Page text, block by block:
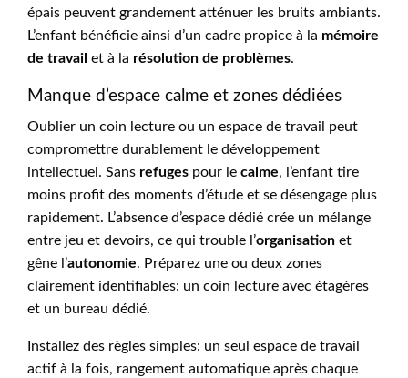
épais peuvent grandement atténuer les bruits ambiants.
L’enfant bénéficie ainsi d’un cadre propice à la mémoire
de travail et à la résolution de problèmes.
Manque d’espace calme et zones dédiées
Oublier un coin lecture ou un espace de travail peut
compromettre durablement le développement
intellectuel. Sans refuges pour le calme, l’enfant tire
moins profit des moments d’étude et se désengage plus
rapidement. L’absence d’espace dédié crée un mélange
entre jeu et devoirs, ce qui trouble l’organisation et
gêne l’autonomie. Préparez une ou deux zones
clairement identifiables: un coin lecture avec étagères
et un bureau dédié.
Installez des règles simples: un seul espace de travail
actif à la fois, rangement automatique après chaque